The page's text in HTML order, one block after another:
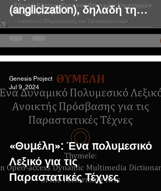
(anglicization), δηλαδή της
καταχρηστικής καταφυγής
άλλη ξενική ορολογία;
«Θυμέλη»: Ένα πολυμεσικό
Λεξικό για τις
Παραστατικές Τέχνες
Genesis Project
Jul 9, 2024